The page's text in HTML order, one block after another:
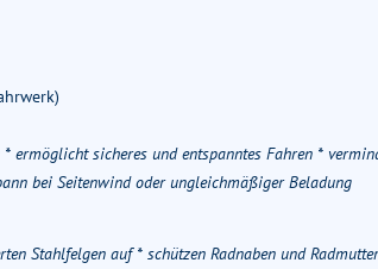
ermöglicht sicheres und entspanntes Fahren *
bei Seitenwind oder ungleichmäßiger Beladung
Stahlfelgen auf * schützen Radnaben und